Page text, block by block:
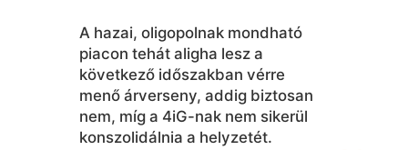
A hazai, oligopolnak mondható
piacon tehát aligha lesz a
következő időszakban vérre
menő árverseny, addig biztosan
nem, míg a 4iG-nak nem sikerül
konszolidálnia a helyzetét.